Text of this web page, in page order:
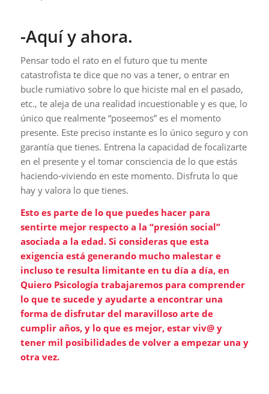
-Aquí y ahora.
Pensar todo el rato en el futuro que tu mente
catastrofista te dice que no vas a tener, o entrar en
bucle rumiativo sobre lo que hiciste mal en el pasado,
etc., te aleja de una realidad incuestionable y es que, lo
único que realmente “poseemos” es el momento
presente. Este preciso instante es lo único seguro y con
garantía que tienes. Entrena la capacidad de focalizarte
en el presente y el tomar consciencia de lo que estás
haciendo-viviendo en este momento. Disfruta lo que
hay y valora lo que tienes.
Esto es parte de lo que puedes hacer para
sentirte mejor respecto a la “presión social”
asociada a la edad. Si consideras que esta
exigencia está generando mucho malestar e
incluso te resulta limitante en tu día a día, en
Quiero Psicología trabajaremos para comprender
lo que te sucede y ayudarte a encontrar una
forma de disfrutar del maravilloso arte de
cumplir años, y lo que es mejor, estar viv@ y
tener mil posibilidades de volver a empezar una y
otra vez.